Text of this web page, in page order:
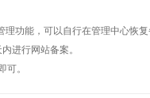
功能，可以自行在管理中心恢
进行网站备案。
。